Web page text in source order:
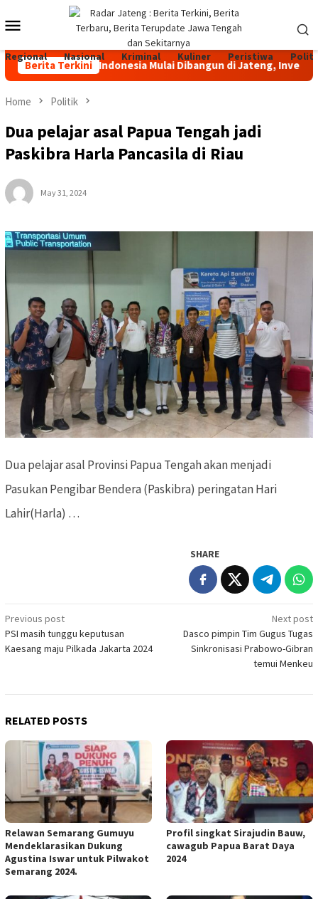
to
Mobile
Menu
Regional Nasional Kriminal Kuliner Peristiwa
Berita Terkini
Terbesar di Indonesia Mulai Dibangun di Jateng, Investasi Rp
Home Politik
Dua pelajar asal Papua Tengah jadi
Paskibra Harla Pancasila di Riau
May 31, 2024
Dua pelajar asal Provinsi Papua Tengah akan menjadi
Pasukan Pengibar Bendera (Paskibra) peringatan Hari
Lahir(Harla) …
SHARE
Post
navigation
Previous post
PSI masih tunggu keputusan
Kaesang maju Pilkada Jakarta 2024
Next post
Dasco pimpin Tim Gugus Tugas
Sinkronisasi Prabowo-Gibran
temui Menkeu
RELATED POSTS
Relawan Semarang Gumuyu
Mendeklarasikan Dukung
Agustina Iswar untuk Pilwakot
Semarang 2024.
Profil singkat Sirajudin Bauw,
cawagub Papua Barat Daya
2024